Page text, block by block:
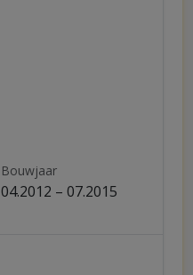
Bouwjaar
04.2012 – 07.2015